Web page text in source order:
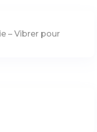
– Vibrer pour